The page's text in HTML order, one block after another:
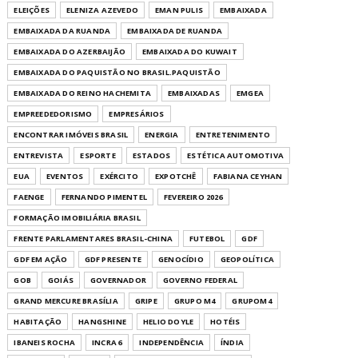
ELEIÇÕES
ELENIZA AZEVEDO EMAN PULIS
EMBAIXADA
EMBAIXADA DA RUANDA
EMBAIXADA DE RUANDA
EMBAIXADA DO AZERBAIJÃO
EMBAIXADA DO KUWAIT
EMBAIXADA DO PAQUISTÃO NO BRASIL.PAQUISTÃO
EMBAIXADA DO REINO HACHEMITA
EMBAIXADAS
EMGEA
EMPREEDEDORISMO
EMPRESÁRIOS
ENCONTRAR IMÓVEIS BRASIL
ENERGIA
ENTRETENIMENTO
ENTREVISTA
ESPORTE ESTADOS
ESTÉTICA AUTOMOTIVA
EUA
EVENTOS EXÉRCITO EXPOTCHÊ
FABIANA CEYHAN
FAENGE
FERNANDO PIMENTEL
FEVEREIRO 2026
FORMAÇÃO IMOBILIÁRIA BRASIL
FRENTE PARLAMENTARES BRASIL-CHINA
FUTEBOL
GDF
GDF EM AÇÃO
GDF PRESENTE GENOCÍDIO
GEOPOLÍTICA
GOB
GOIÁS GOVERNADOR
GOVERNO FEDERAL
GRAND MERCURE BRASÍLIA
GRIPE GRUPO M4
GRUPOM4
HABITAÇÃO
HANGSHINE HELIO DOYLE
HOTÉIS
IBANEIS ROCHA
INCRA 6 INDEPENDÊNCIA
ÍNDIA